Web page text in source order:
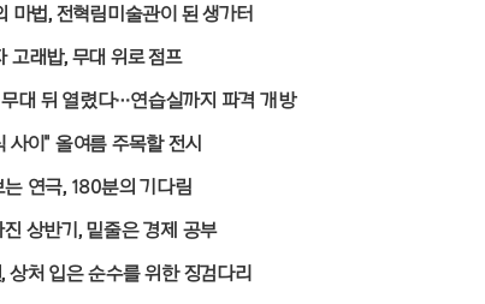
마법, 전혁림미술관이 된 생가터
고래밥, 무대 위로 점프
대 뒤 열렸다…연습실까지 파격 개방
사이" 올여름 주목할 전시
는 연극, 180분의 기다림
상반기, 밑줄은 경제 공부
상처 입은 순수를 위한 징검다리